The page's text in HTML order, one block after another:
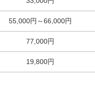
55,000円～66,000円
77,000円
19,800円